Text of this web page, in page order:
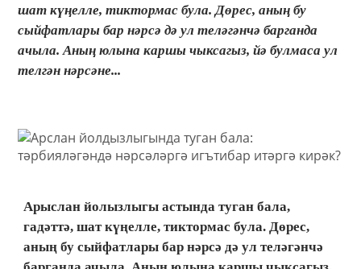
шат күңелле, тиктормас була. Дөрес, аның бу
сыйфатлары бар нәрсә дә ул теләгәнчә барганда
ачыла. Аның юлына каршы чыксагыз, йә булмаса ул
телгән нәрсәне...
Арыслан йолызлыгы астында туган бала,
гадәттә, шат күңелле, тиктормас була. Дөрес,
аның бу сыйфатлары бар нәрсә дә ул теләгәнчә